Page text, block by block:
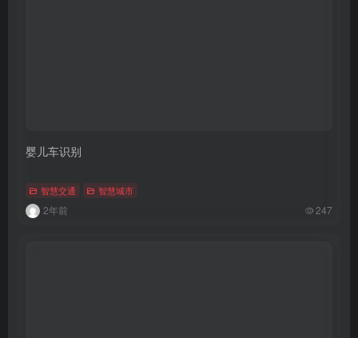
婴儿车识别
智慧交通 智慧城市
2年前 247